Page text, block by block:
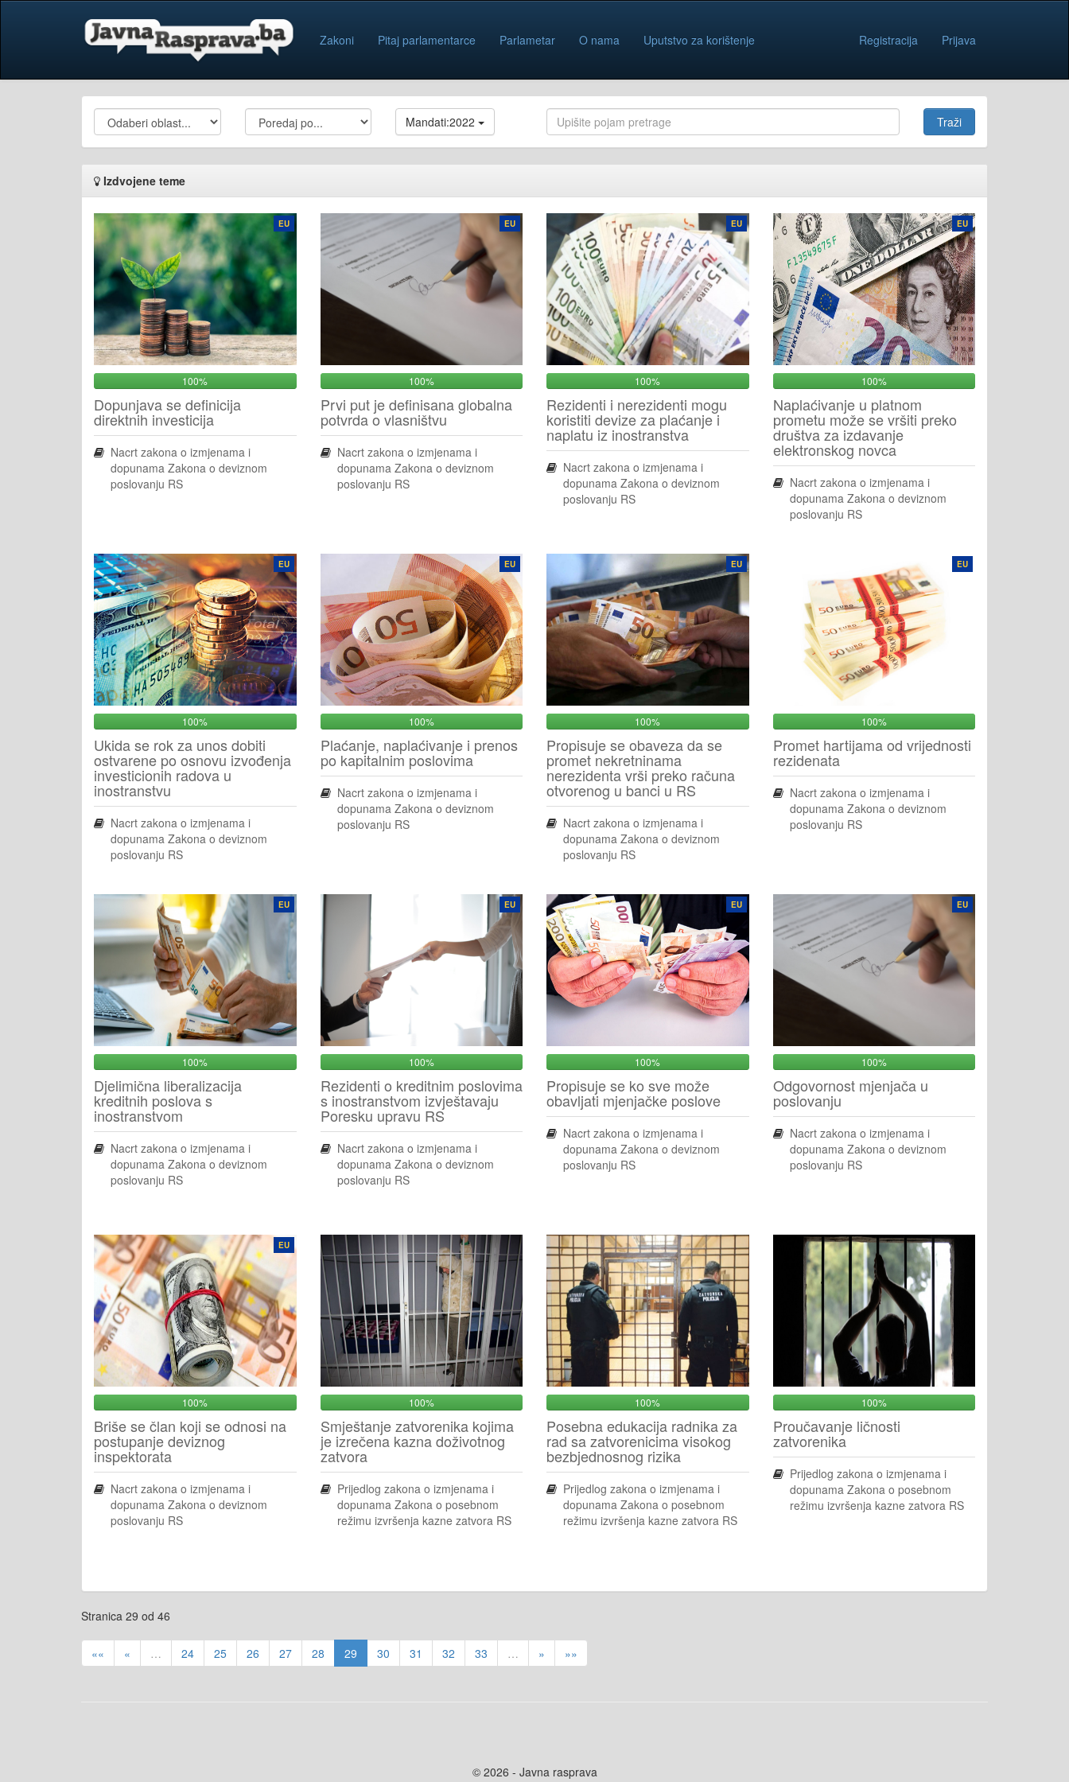
Zakoni Pitaj parlamentarce Parlametar O nama Uputstvo za korištenje Registracija Prijava
Mandati:2022
Izdvojene teme
EU
100%
Dopunjava se definicija
direktnih investicija
Nacrt zakona o izmjenama i
dopunama Zakona o deviznom
poslovanju RS
EU
100%
Prvi put je definisana globalna
potvrda o vlasništvu
Nacrt zakona o izmjenama i
dopunama Zakona o deviznom
poslovanju RS
EU
100%
Rezidenti i nerezidenti mogu
koristiti devize za plaćanje i
naplatu iz inostranstva
Nacrt zakona o izmjenama i
dopunama Zakona o deviznom
poslovanju RS
EU
100%
Naplaćivanje u platnom
prometu može se vršiti preko
društva za izdavanje
elektronskog novca
Nacrt zakona o izmjenama i
dopunama Zakona o deviznom
poslovanju RS
EU
100%
Ukida se rok za unos dobiti
ostvarene po osnovu izvođenja
investicionih radova u
inostranstvu
Nacrt zakona o izmjenama i
dopunama Zakona o deviznom
poslovanju RS
EU
100%
Plaćanje, naplaćivanje i prenos
po kapitalnim poslovima
Nacrt zakona o izmjenama i
dopunama Zakona o deviznom
poslovanju RS
EU
100%
Propisuje se obaveza da se
promet nekretninama
nerezidenta vrši preko računa
otvorenog u banci u RS
Nacrt zakona o izmjenama i
dopunama Zakona o deviznom
poslovanju RS
EU
100%
Promet hartijama od vrijednosti
rezidenata
Nacrt zakona o izmjenama i
dopunama Zakona o deviznom
poslovanju RS
EU
100%
Djelimična liberalizacija
kreditnih poslova s
inostranstvom
Nacrt zakona o izmjenama i
dopunama Zakona o deviznom
poslovanju RS
EU
100%
Rezidenti o kreditnim poslovima
s inostranstvom izvještavaju
Poresku upravu RS
Nacrt zakona o izmjenama i
dopunama Zakona o deviznom
poslovanju RS
EU
100%
Propisuje se ko sve može
obavljati mjenjačke poslove
Nacrt zakona o izmjenama i
dopunama Zakona o deviznom
poslovanju RS
EU
100%
Odgovornost mjenjača u
poslovanju
Nacrt zakona o izmjenama i
dopunama Zakona o deviznom
poslovanju RS
EU
100%
Briše se član koji se odnosi na
postupanje deviznog
inspektorata
Nacrt zakona o izmjenama i
dopunama Zakona o deviznom
poslovanju RS
100%
Smještanje zatvorenika kojima
je izrečena kazna doživotnog
zatvora
Prijedlog zakona o izmjenama i
dopunama Zakona o posebnom
režimu izvršenja kazne zatvora RS
100%
Posebna edukacija radnika za
rad sa zatvorenicima visokog
bezbjednosnog rizika
Prijedlog zakona o izmjenama i
dopunama Zakona o posebnom
režimu izvršenja kazne zatvora RS
100%
Proučavanje ličnosti
zatvorenika
Prijedlog zakona o izmjenama i
dopunama Zakona o posebnom
režimu izvršenja kazne zatvora RS
Stranica 29 od 46
«« « … 24 25 26 27 28 29 30 31 32 33 … » »»
© 2026 - Javna rasprava